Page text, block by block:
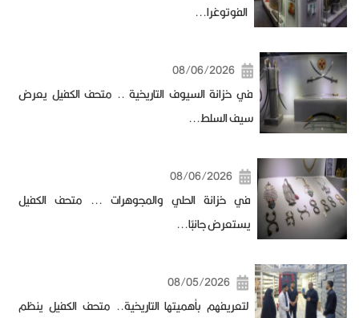
الفوتوغرا...
08/06/2026
في خزانة السيوف التاريخية .. متحف الكفيل يعرض
سيف السلط...
08/06/2026
في خزانة الحلي والمجوهرات ... متحف الكفيل
يستعرض جانبًا...
08/05/2026
لتعريفهم بأهميتها التاريخية.. متحف الكفيل ينظم